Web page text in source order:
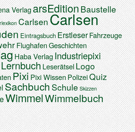
VerlagarsEditionBaustelle
CarlsenCarlsen
EintragsbuchErstleserFahrzeuge
FlughafenGeschichten
Haba VerlagIndustriepixi
LernbuchLeserätselLogo
PixiPixi WissenPolizeiQuiz
SachbuchSchule Skizzen
WimmelWimmelbuch